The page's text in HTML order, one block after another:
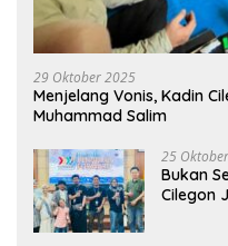
29 Oktober 2025
Menjelang Vonis, Kadin
Muhammad Salim
25
Bukan
Cilegon